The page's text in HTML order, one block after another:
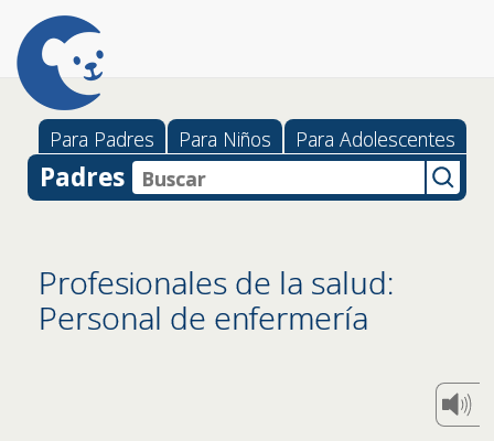
Para Padres Para Niños Para Adolescentes
Padres
Profesionales de la salud:
Personal de enfermería